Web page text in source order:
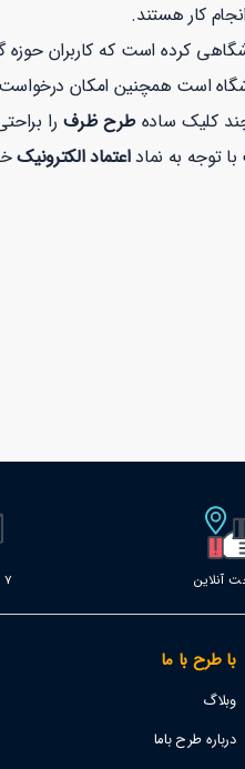
کار هستند.
کرده است که کاربران حوزه
است همچنین امکان
کلیک سادهطرح ظرف را
اعتماد الکترونیک
آنلاین 7 روز خدمات
با طرح با ما
وبلاگ
درباره طرح باما